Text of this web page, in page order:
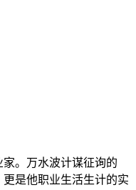
。万水波计谋征询的
是他职业生活生计的实